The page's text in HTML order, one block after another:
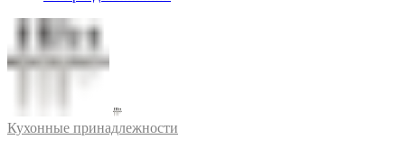
Кухонные принадлежности